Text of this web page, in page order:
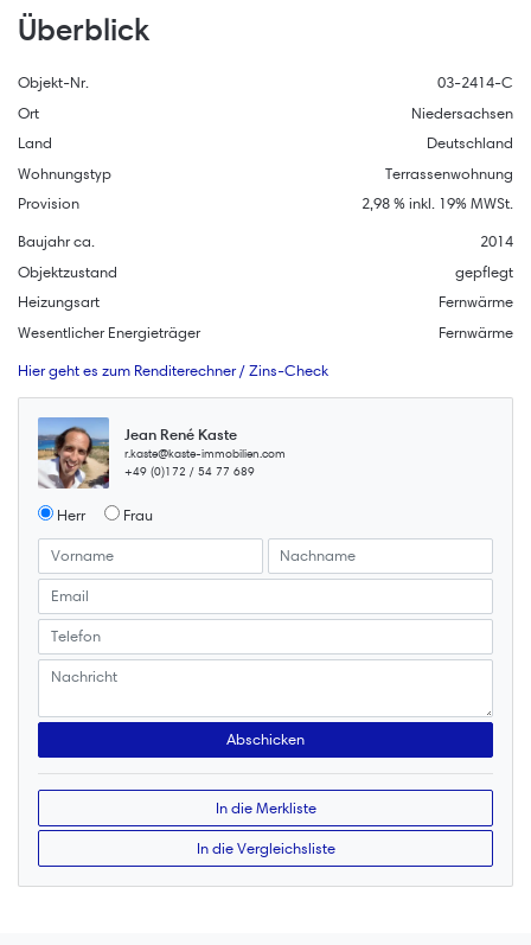
Überblick
Objekt-Nr.
03-2414-C
Ort
Niedersachsen
Land
Deutschland
Wohnungstyp
Terrassenwohnung
Provision
2,98 % inkl. 19% MWSt.
Baujahr ca.
2014
Objektzustand
gepflegt
Heizungsart
Fernwärme
Wesentlicher Energieträger
Fernwärme
Hier geht es zum Renditerechner / Zins-Check
Jean René Kaste
r.kaste@kaste-immobilien.com
+49 (0)172 / 54 77 689
Herr Frau
In die Merkliste
In die Vergleichsliste